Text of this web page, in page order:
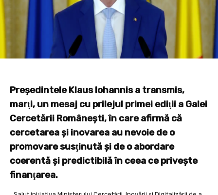
Preşedintele Klaus Iohannis a transmis,
marţi, un mesaj cu prilejul primei ediţii a Galei
Cercetării Româneşti, în care afirmă că
cercetarea şi inovarea au nevoie de o
promovare susţinută şi de o abordare
coerentă şi predictibilă în ceea ce priveşte
finanţarea.